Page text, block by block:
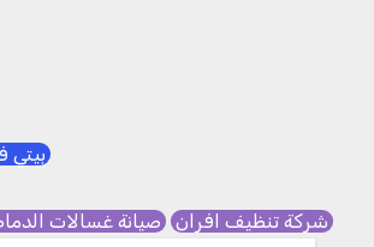
بيتي
شركة تنظيف افران صيانة غسالات